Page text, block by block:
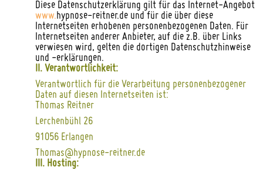
Diese Datenschutzerklärung gilt für das Internet-Angebot
www.hypnose-reitner.de und für die über diese
Internetseiten erhobenen personenbezogenen Daten. Für
Internetseiten anderer Anbieter, auf die z.B. über Links
verwiesen wird, gelten die dortigen Datenschutzhinweise
und -erklärungen.
II. Verantwortlichkeit:
Verantwortlich für die Verarbeitung personenbezogener
Daten auf diesen Internetseiten ist:
Thomas Reitner
Lerchenbühl 26
91056 Erlangen
Thomas@hypnose-reitner.de
III. Hosting: